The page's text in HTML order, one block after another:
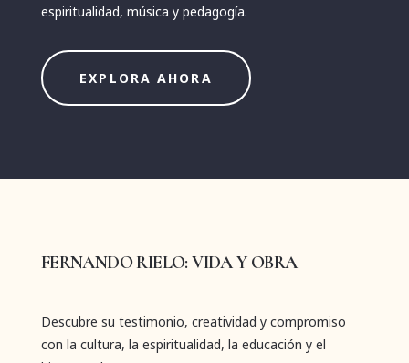
espiritualidad, música y pedagogía.
EXPLORA AHORA
FERNANDO RIELO: VIDA Y OBRA
Descubre su testimonio, creatividad y compromiso
con la cultura, la espiritualidad, la educación y el